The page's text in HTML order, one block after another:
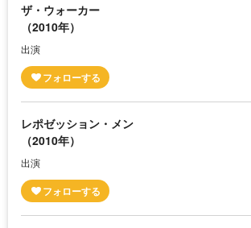
ザ・ウォーカー
（2010年）
出演
レポゼッション・メン
（2010年）
出演